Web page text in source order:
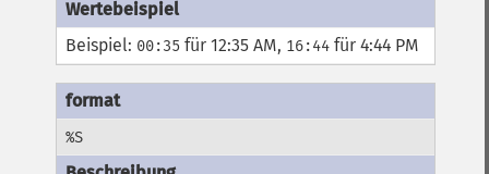
Beispiel: 00:35 für 12:35 AM, 16:44 für 4:44 PM
%S